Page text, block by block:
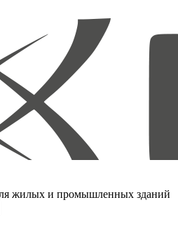
жилых и промышленных зданий